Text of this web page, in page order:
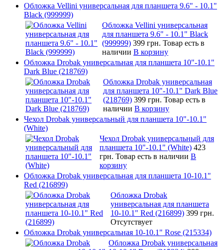
Обложка Vellini универсальная для планшета 9.6" - 10.1"
Black (999999)
Обложка Vellini универсальная
для планшета 9.6" - 10.1" Black
(999999) 399 грн. Товар есть в
наличии В корзину
Обложка Drobak универсальная для планшета 10"-10.1"
Dark Blue (218769)
Обложка Drobak универсальная
для планшета 10"-10.1" Dark Blue
(218769) 399 грн. Товар есть в
наличии В корзину
Чехол Drobak универсальный для планшета 10"-10.1"
(White)
Чехол Drobak универсальный для
планшета 10"-10.1" (White) 423
грн. Товар есть в наличии В
корзину
Обложка Drobak универсальная для планшета 10-10.1"
Red (216899)
Обложка Drobak
универсальная для планшета
10-10.1" Red (216899) 399 грн.
Отсутствует
Обложка Drobak универсальная 10-10.1" Rose (215334)
Обложка Drobak универсальная